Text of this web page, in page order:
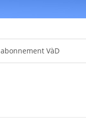
abonnement VàD